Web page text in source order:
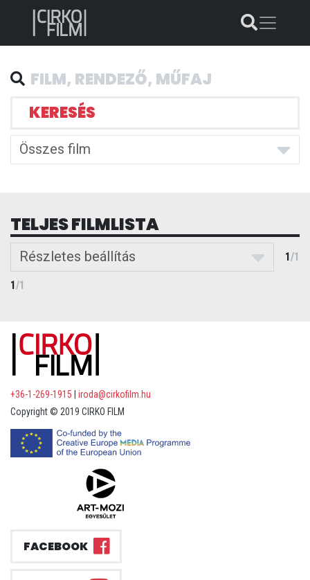
KERESÉS
Összes film
TELJES FILMLISTA
Részletes beállítás 1/1
1/1
+36-1-269-1915
iroda@cirkofilm.hu
Copyright © 2019 CIRKO FILM
FACEBOOK